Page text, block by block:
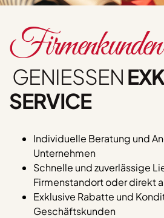
Firmenkunden
GENIESSEN
SERVICE
Individuelle Beratung und
Unternehmen
Schnelle und zuverlässige
Firmenstandort oder direkt
Exklusive Rabatte und
Geschäftskunden